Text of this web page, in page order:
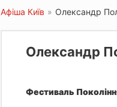
Афіша Київ » Олександр
Олександр
Фестиваль